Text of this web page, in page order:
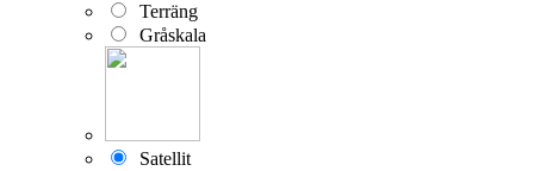
Terräng
Gråskala
Satellit